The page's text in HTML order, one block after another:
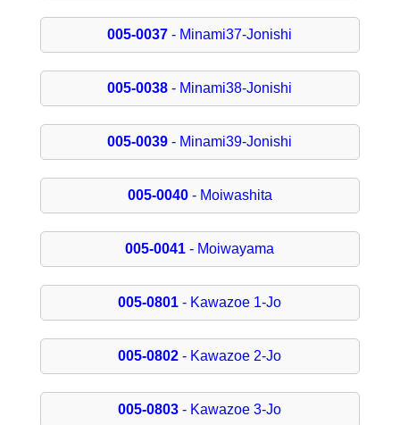
005-0037 - Minami37-Jonishi
005-0038 - Minami38-Jonishi
005-0039 - Minami39-Jonishi
005-0040- Moiwashita
005-0041 - Moiwayama
005-0801 - Kawazoe 1-Jo
005-0802 - Kawazoe 2-Jo
005-0803 - Kawazoe 3-Jo